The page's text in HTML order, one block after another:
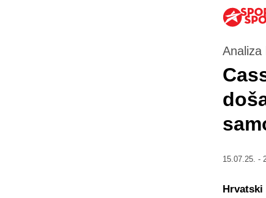
Analiza
15.07.25. -
Hrvatski